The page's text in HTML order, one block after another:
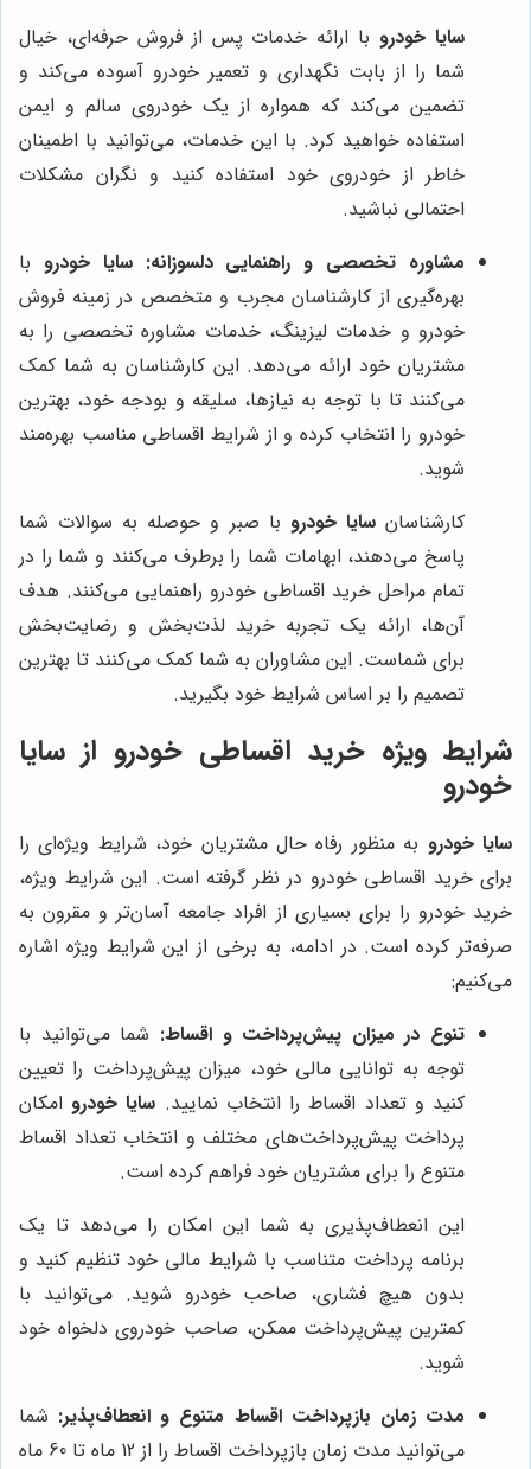
سایا خودرو با ارائه خدمات پس از فروش حرفه‌ای، خیال
شما را از بابت نگهداری و تعمیر خودرو آسوده می‌کند و
تضمین می‌کند که همواره از یک خودروی سالم و ایمن
استفاده خواهید کرد. با این خدمات، می‌توانید با اطمینان
خاطر از خودروی خود استفاده کنید و نگران مشکلات
احتمالی نباشید.
مشاوره تخصصی و راهنمایی دلسوزانه: سایا خودرو با
بهره‌گیری از کارشناسان مجرب و متخصص در زمینه فروش
خودرو و خدمات لیزینگ، خدمات مشاوره تخصصی را به
مشتریان خود ارائه می‌دهد. این کارشناسان به شما کمک
می‌کنند تا با توجه به نیازها، سلیقه و بودجه خود، بهترین
خودرو را انتخاب کرده و از شرایط اقساطی مناسب بهره‌مند
شوید.
کارشناسانسایا خودرو با صبر و حوصله به سوالات شما
پاسخ می‌دهند، ابهامات شما را برطرف می‌کنند و شما را در
تمام مراحل خرید اقساطی خودرو راهنمایی می‌کنند. هدف
آن‌ها، ارائه یک تجربه خرید لذت‌بخش و رضایت‌بخش
برای شماست. این مشاوران به شما کمک می‌کنند تا بهترین
تصمیم را بر اساس شرایط خود بگیرید.
شرایط ویژه خرید اقساطی خودرو از سایا
خودرو
سایا خودرو به منظور رفاه حال مشتریان خود، شرایط ویژه‌ای را
برای خرید اقساطی خودرو در نظر گرفته است. این شرایط ویژه،
خرید خودرو را برای بسیاری از افراد جامعه آسان‌تر و مقرون به
صرفه‌تر کرده است. در ادامه، به برخی از این شرایط ویژه اشاره
می‌کنیم:
تنوع در میزان پیش‌پرداخت و اقساط: شما می‌توانید با
توجه به توانایی مالی خود، میزان پیش‌پرداخت را تعیین
کنید و تعداد اقساط را انتخاب نمایید. سایا خودروامکان
پرداخت پیش‌پرداخت‌های مختلف و انتخاب تعداد اقساط
متنوع را برای مشتریان خود فراهم کرده است.
این انعطاف‌پذیری به شما این امکان را می‌دهد تا یک
برنامه پرداخت متناسب با شرایط مالی خود تنظیم کنید و
بدون هیچ فشاری، صاحب خودرو شوید. می‌توانید با
کمترین پیش‌پرداخت ممکن، صاحب خودروی دلخواه خود
شوید.
مدت زمان بازپرداخت اقساط متنوع و انعطاف‌پذیر: شما
می‌توانید مدت زمان بازپرداخت اقساط را از 12 ماه تا 60 ماه